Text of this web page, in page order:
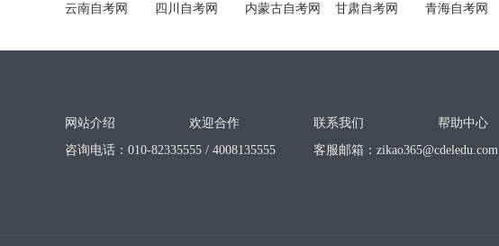
云南自考网 四川自考网 内蒙古自考网 甘肃自考网 青海自考网
网站介绍 欢迎合作 联系我们
帮助中心
咨询电话：010-82335555 / 4008135555
客服邮箱： zikao365@cdeledu.com